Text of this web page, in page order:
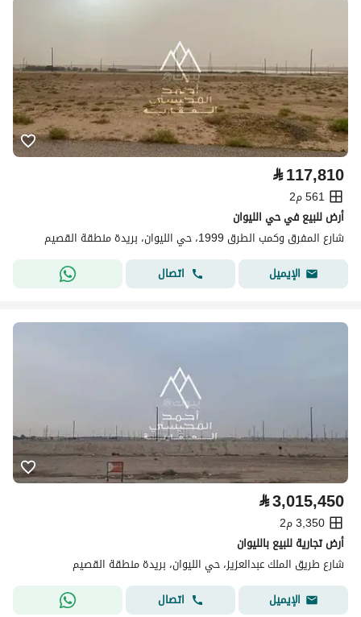
⃁117,810
561 م2
أرض للبيع في حي الليوان
شارع المفرق وكمب الطرق 1999، حي الليوان، بريدة منطقة القصيم
الإيميل
اتصال
⃁3,015,450
3,350 م2
أرض تجارية للبيع بالليوان
شارع طريق الملك عبدالعزيز، حي الليوان، بريدة منطقة القصيم
الإيميل
اتصال